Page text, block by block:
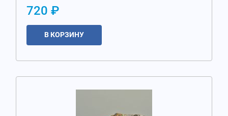
720 ₽
В КОРЗИНУ